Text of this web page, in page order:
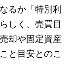
るか「特別利
しく、売買目
却や固定資産
と目安とのこ